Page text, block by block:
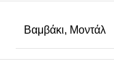
Βαμβάκι, Μοντάλ